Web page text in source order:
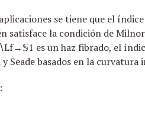
se tiene que el
satisface la condición de
es un haz fibrado, el
y Seade basados en la